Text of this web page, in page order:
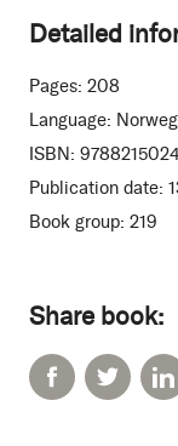
Share book:
Detailed
Pages: 208
Language:
ISBN:
Publication date:
Book group: 219